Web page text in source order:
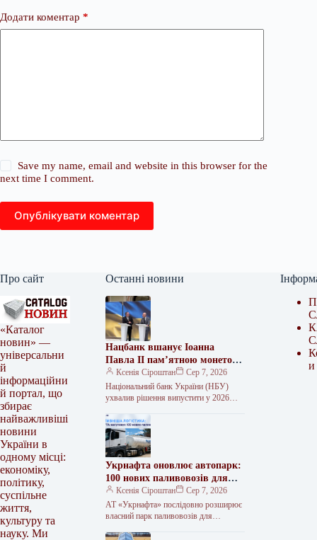
Додати коментар *
Save my name, email and website in this browser for the
next time I comment.
Опублікувати коментар
Про сайт
«Каталог
новин» —
універсальни
й
інформаційни
й портал, що
збирає
найважливіші
новини
України в
одному місці:
економіку,
політику,
суспільне
життя,
культуру та
науку. Ми
Останні новини
Нацбанк вшанує Іоанна
Павла II пам’ятною монетою
2026 року
Ксенія Сіроштан
Сер 7, 2026
Національний банк України (НБУ)
ухвалив рішення випустити у 2026
Папі Римському Іоанну Павлу II та 25-
річчю…
Укрнафта оновлює автопарк:
100 нових паливовозів для
стабільного постачання
пального
Ксенія Сіроштан
Сер 7, 2026
АТ «Укрнафта» послідовно розширює
власний парк паливовозів для
и